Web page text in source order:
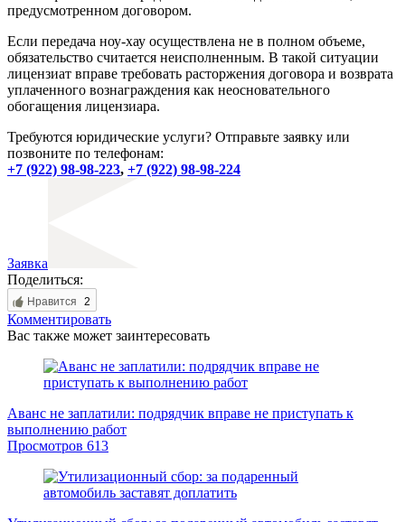
предусмотренном договором.
Если передача ноу-хау осуществлена не в полном объеме,
обязательство считается неисполненным. В такой ситуации
лицензиат вправе требовать расторжения договора и возврата
уплаченного вознаграждения как неосновательного
обогащения лицензиара.
Требуются юридические услуги? Отправьте заявку или
позвоните по телефонам:
+7 (922) 98-98-223, +7 (922) 98-98-224
Заявка
Поделиться:
Нравится 2
Комментировать
Вас также может заинтересовать
Аванс не заплатили: подрядчик вправе не приступать к
выполнению работ
Просмотров 613